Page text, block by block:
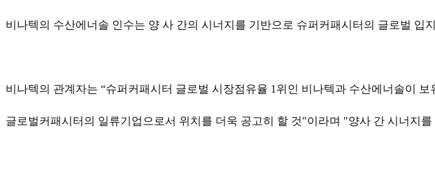
비나텍의 수산에너솔 인수는 양 사 간의 시너지를 기반으로 슈퍼커패시터의 글로벌 입
비나텍의 관계자는 “슈퍼커패시터 글로벌 시장점유율 1위인 비나텍과 수산에너솔이 보
글로벌커패시터의 일류기업으로서 위치를 더욱 공고히 할 것"이라며 "양사 간 시너지